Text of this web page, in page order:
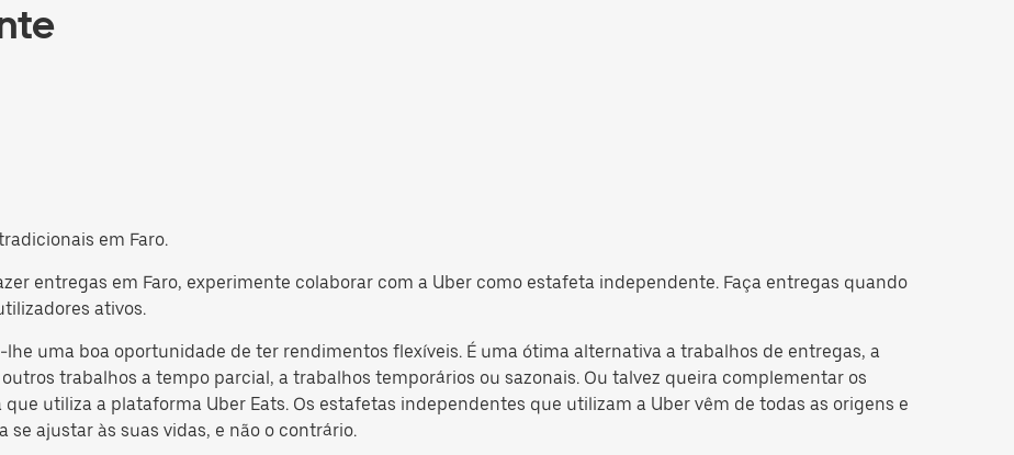
em Faro.
entregas em Faro, experimente colaborar com a Uber como estafeta independente. Faça entregas quando
ativos.
lhe uma boa oportunidade de ter rendimentos flexíveis. É uma ótima alternativa a trabalhos de entregas, a
trabalhos a tempo parcial, a trabalhos temporários ou sazonais. Ou talvez queira complementar os
utiliza a plataforma Uber Eats. Os estafetas independentes que utilizam a Uber vêm de todas as origens e
ajustar às suas vidas, e não o contrário.